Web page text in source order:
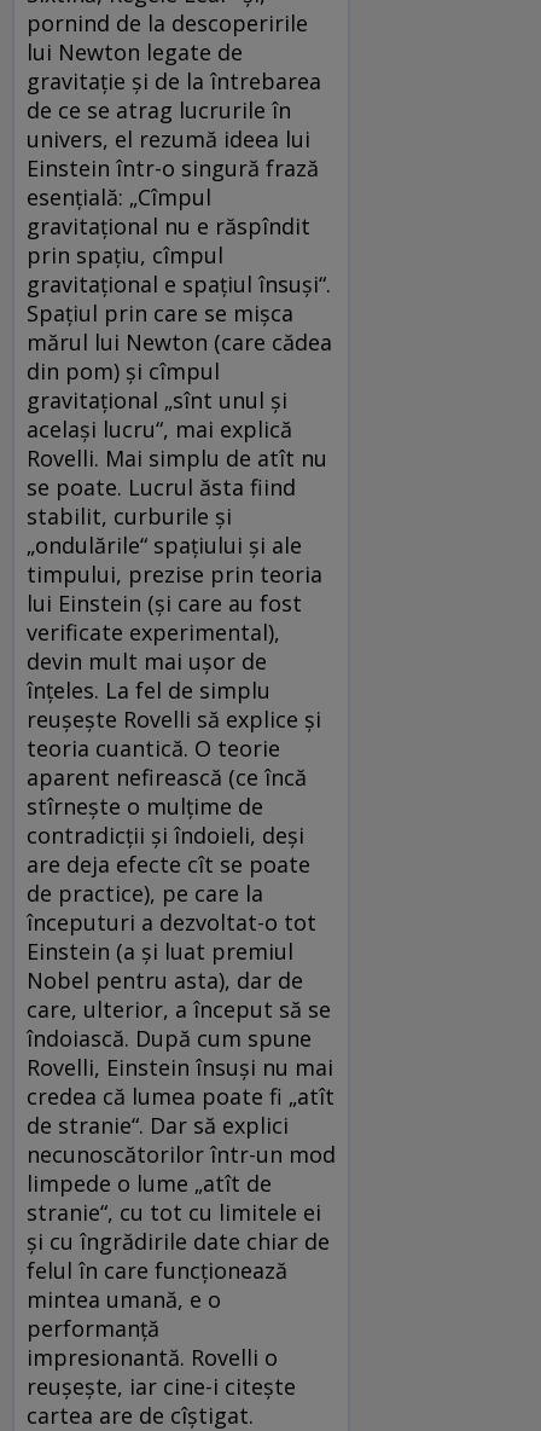
pornind de la descoperirile
lui Newton legate de
gravitație și de la întrebarea
de ce se atrag lucrurile în
univers, el rezumă ideea lui
Einstein într-o singură frază
esențială: „Cîmpul
gravitațional nu e răspîndit
prin spațiu, cîmpul
gravitațional e spațiul însuși“.
Spațiul prin care se mișca
mărul lui Newton (care cădea
din pom) și cîmpul
gravitațional „sînt unul și
același lucru“, mai explică
Rovelli. Mai simplu de atît nu
se poate. Lucrul ăsta fiind
stabilit, curburile și
„ondulările“ spațiului și ale
timpului, prezise prin teoria
lui Einstein (și care au fost
verificate experimental),
devin mult mai ușor de
înțeles. La fel de simplu
reușește Rovelli să explice și
teoria cuantică. O teorie
aparent nefirească (ce încă
stîrnește o mulțime de
contradicții și îndoieli, deși
are deja efecte cît se poate
de practice), pe care la
începuturi a dezvoltat-o tot
Einstein (a și ­luat premiul
Nobel pentru asta), dar de
care, ulterior, a început să se
îndoiască. După cum spune
Rovelli, Einstein însuși nu mai
credea că lumea poate fi „atît
de stranie“. Dar să explici
necunoscătorilor într-un mod
limpede o lume „atît de
stranie“, cu tot cu limitele ei
și cu îngrădirile date chiar de
felul în care funcționează
mintea umană, e o
performanță
impresionantă. Rovelli o
reușește, iar cine-i citește
cartea are de cîștigat.